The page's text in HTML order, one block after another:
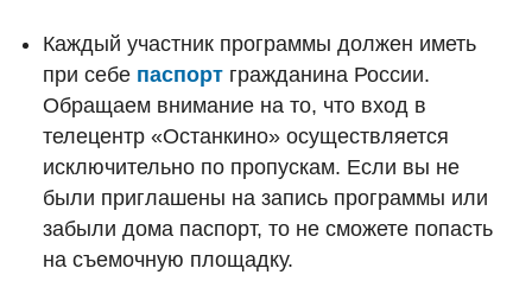
Каждый участник программы должен иметь
при себе паспорт гражданина России.
Обращаем внимание на то, что вход в
телецентр «Останкино» осуществляется
исключительно по пропускам. Если вы не
были приглашены на запись программы или
забыли дома паспорт, то не сможете попасть
на съемочную площадку.